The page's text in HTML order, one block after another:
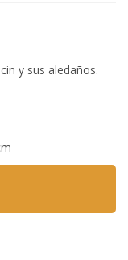
y sus aledaños.